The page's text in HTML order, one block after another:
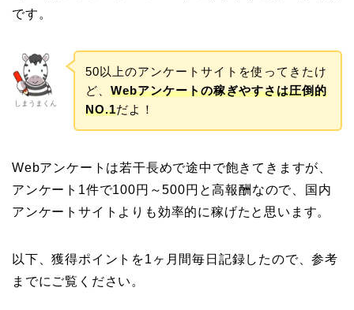
です。
しまうまくん
50以上のアンケートサイトを使ってきたけ
ど、 Webアンケートの稼ぎやすさは圧倒的
NO.1だよ！
Webアンケートは若干長めで途中で飽きてきますが、
アンケート1件で100円～500円と高報酬なので、国内
アンケートサイトよりも効率的に稼げたと思います。
以下、獲得ポイントを1ヶ月間毎日記録したので、参考
までにご覧ください。